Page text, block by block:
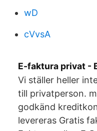
wD
cVvsA
E-faktura privat -
Vi ställer heller
till privatperson.
godkänd
levereras Gratis